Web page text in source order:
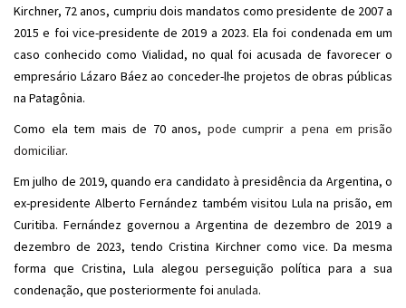
Kirchner, 72 anos, cumpriu dois mandatos como presidente de 2007 a
2015 e foi vice-presidente de 2019 a 2023. Ela foi condenada em um
caso conhecido como Vialidad, no qual foi acusada de favorecer o
empresário Lázaro Báez ao conceder-lhe projetos de obras públicas
na Patagônia.
Como ela tem mais de 70 anos, pode cumprir a pena em prisão
domiciliar.
Em julho de 2019, quando era candidato à presidência da Argentina, o
ex-presidente Alberto Fernández também visitou Lula na prisão, em
Curitiba. Fernández governou a Argentina de dezembro de 2019 a
dezembro de 2023, tendo Cristina Kirchner como vice. Da mesma
forma que Cristina, Lula alegou perseguição política para a sua
condenação, que posteriormente foi anulada.